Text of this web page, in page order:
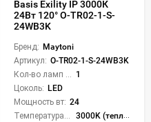
Basis Exility IP 3000К
24Вт 120° O-TR02-1-S-
24WB3K
Бренд: Maytoni
Артикул: O-TR02-1-S-24WB3K
1
Цоколь: LED
Мощность вт: 24
3000K (теплый)